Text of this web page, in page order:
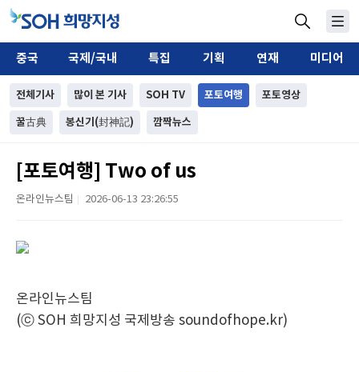
중국 국제/국내 특집 기획 연재 미디어
전체기사 많이 본 기사 SOH TV 포토여행 포토영상
꿀古典 봉신기(封神記) 깜짝뉴스
[포토여행] Two of us
온라인뉴스팀 2026-06-13 23:26:55
온라인뉴스팀
(ⓒ SOH 희망지성 국제방송 soundofhope.kr)